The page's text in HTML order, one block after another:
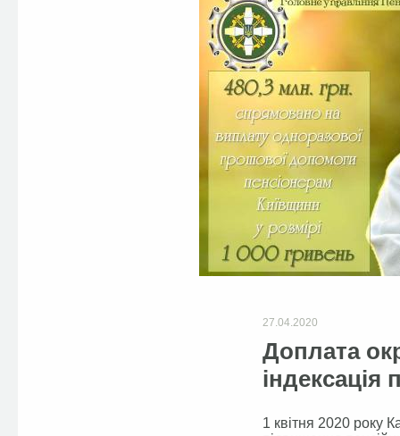
27.04.2020
Доплата
індексація
1 квітня 2020 року